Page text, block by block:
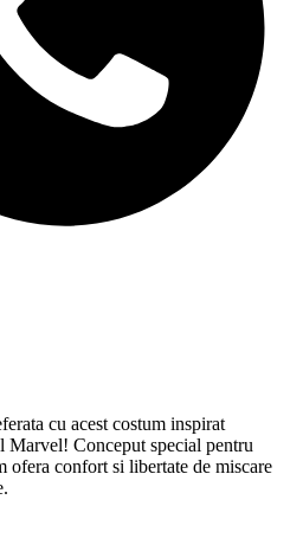
cu acest costum inspirat
Marvel! Conceput special pentru
ofera confort si libertate de miscare